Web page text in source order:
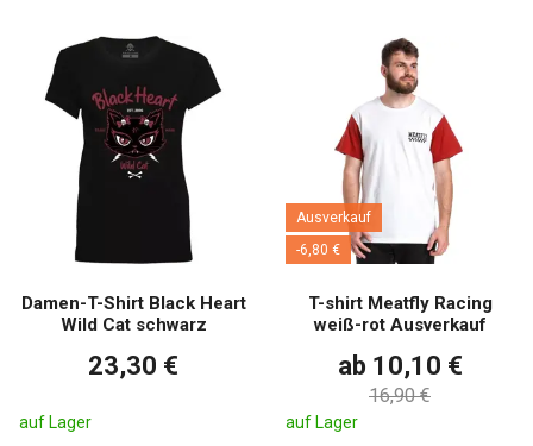
Damen-T-Shirt Black Heart
Wild Cat schwarz
23,30 €
auf Lager
Ausverkauf
-6,80 €
T-shirt Meatfly Racing
weiß-rot Ausverkauf
ab 10,10 €
16,90 €
auf Lager